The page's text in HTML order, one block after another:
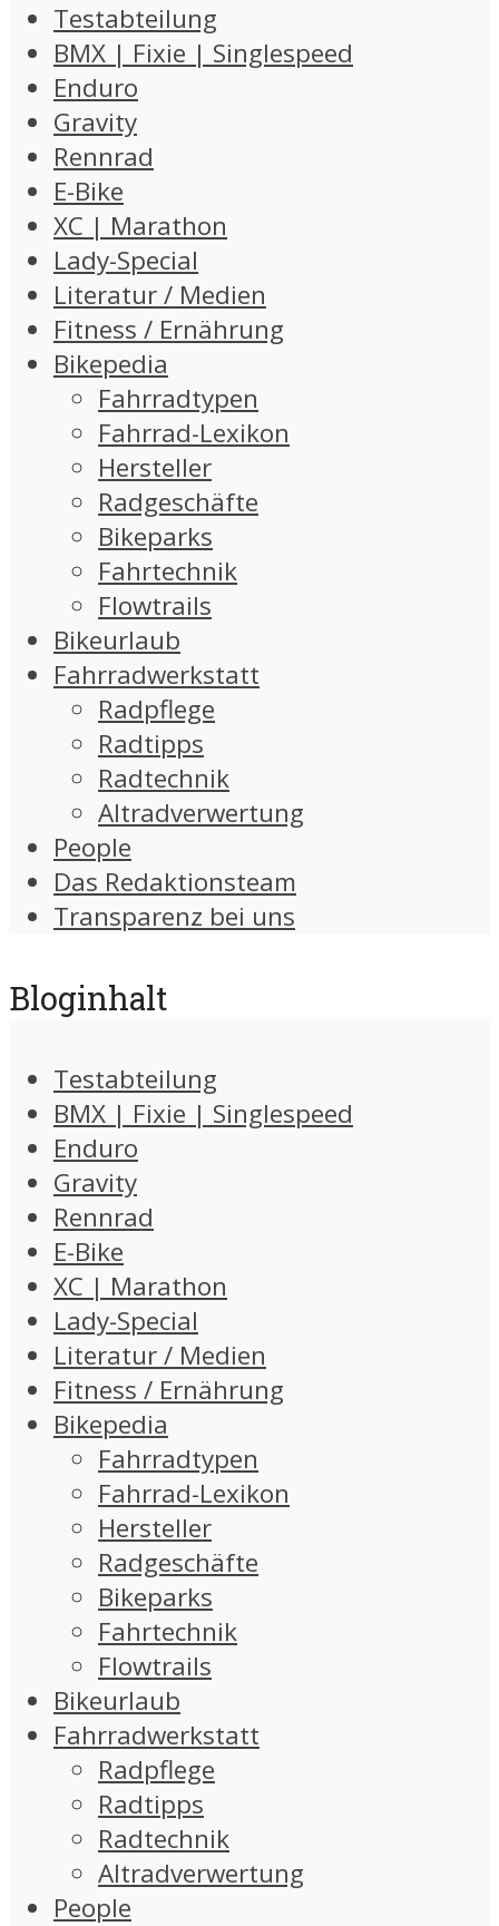
Testabteilung
BMX | Fixie | Singlespeed
Enduro
Gravity
Rennrad
E-Bike
XC | Marathon
Lady-Special
Literatur / Medien
Fitness / Ernährung
Bikepedia
Fahrradtypen
Fahrrad-Lexikon
Hersteller
Radgeschäfte
Bikeparks
Fahrtechnik
Flowtrails
Bikeurlaub
Fahrradwerkstatt
Radpflege
Radtipps
Radtechnik
Altradverwertung
People
Das Redaktionsteam
Transparenz bei uns
Bloginhalt
Testabteilung
BMX | Fixie | Singlespeed
Enduro
Gravity
Rennrad
E-Bike
XC | Marathon
Lady-Special
Literatur / Medien
Fitness / Ernährung
Bikepedia
Fahrradtypen
Fahrrad-Lexikon
Hersteller
Radgeschäfte
Bikeparks
Fahrtechnik
Flowtrails
Bikeurlaub
Fahrradwerkstatt
Radpflege
Radtipps
Radtechnik
Altradverwertung
People